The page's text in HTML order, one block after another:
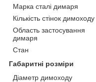
Марка сталі димаря
Кількість стінок димоходу
Область застосування
димаря
Стан
Габаритні розміри
Діаметр димоходу